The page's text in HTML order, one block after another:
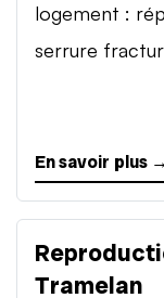
logement :
serrure
En savoir plus →
Tramelan